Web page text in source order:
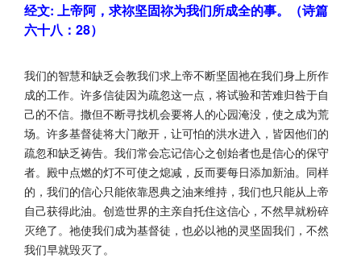
经文: 上帝阿，求祢坚固祢为我们所成全的事。（诗篇
六十八：28）
我们的智慧和缺乏会教我们求上帝不断坚固祂在我们身上所作
成的工作。许多信徒因为疏忽这一点，将试验和苦难归咎于自
己的不信。撒但不断寻找机会要将人的心园淹没，使之成为荒
场。许多基督徒将大门敞开，让可怕的洪水进入，皆因他们的
疏忽和缺乏祷告。我们常会忘记信心之创始者也是信心的保守
者。殿中点燃的灯不可使之熄减，反而要每日添加新油。同样
的，我们的信心只能依靠恩典之油来维持，我们也只能从上帝
自己获得此油。创造世界的主亲自托住这信心，不然早就粉碎
灭绝了。祂使我们成为基督徒，也必以祂的灵坚固我们，不然
我们早就毁灭了。